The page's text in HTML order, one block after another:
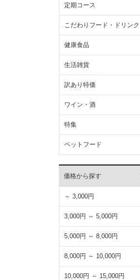
定期コース
こだわりフード・ドリンク
健康食品
生活雑貨
訳あり特価
ワイン・酒
特集
ペットフード
価格から探す
～ 3,000円
3,000円 ～ 5,000円
5,000円 ～ 8,000円
8,000円 ～ 10,000円
10,000円 ～ 15,000円